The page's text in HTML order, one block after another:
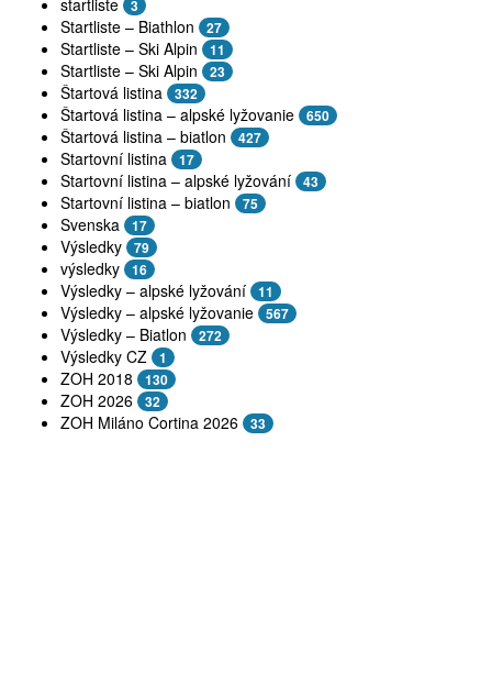
3
Startliste – Biathlon 27
Startliste – Ski Alpin 11
Startliste – Ski Alpin 23
Štartová listina 332
Štartová listina – alpské lyžovanie 650
Štartová listina – biatlon 427
Startovní listina 17
Startovní listina – alpské lyžování 43
Startovní listina – biatlon 75
Svenska 17
Výsledky 79
výsledky 16
Výsledky – alpské lyžování 11
Výsledky – alpské lyžovanie 567
Výsledky – Biatlon 272
Výsledky CZ 1
ZOH 2018 130
ZOH 2026 32
ZOH Miláno Cortina 2026 33